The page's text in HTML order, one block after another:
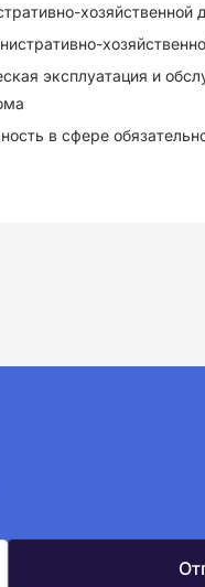
хозяйственной
эксплуатация и
в сфере